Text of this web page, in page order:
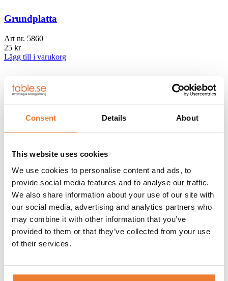
Consent Details About
This website uses cookies
We use cookies to personalise content and ads, to
provide social media features and to analyse our traffic.
We also share information about your use of our site with
our social media, advertising and analytics partners who
may combine it with other information that you’ve
provided to them or that they’ve collected from your use
of their services.
Grundplatta
Art nr. 5860
25 kr
Lägg till i varukorg
Distansram
Art nr.5859
Lägg till i varukorg
Hänglås klass 3
Art nr.5846-5
950kr
Lägg till i varukorg
Hänglås klass 4
Art nr.
5840-5
1.450kr